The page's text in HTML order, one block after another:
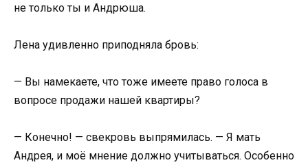
не только ты и Андрюша.
Лена удивленно приподняла бровь:
— Вы намекаете, что тоже имеете право голоса в
вопросе продажи нашей квартиры?
— Конечно! — свекровь выпрямилась. — Я мать
Андрея, и моё мнение должно учитываться. Особенно